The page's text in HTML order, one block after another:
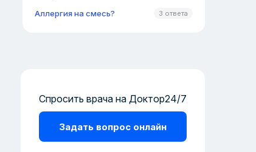
Аллергия на смесь? 3 ответа
Спросить врача на Доктор24/7
Задать вопрос онлайн